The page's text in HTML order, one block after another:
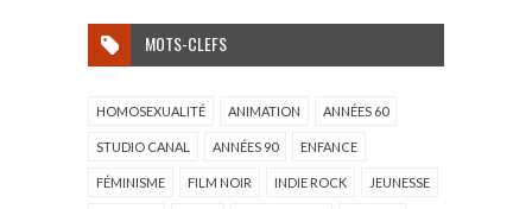
MOTS-CLEFS
HOMOSEXUALITÉ ANIMATION ANNÉES 60
STUDIO CANAL ANNÉES 90 ENFANCE
FÉMINISME FILM NOIR INDIE ROCK JEUNESSE